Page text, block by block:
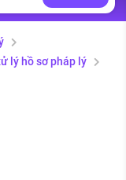
lý hồ sơ pháp lý